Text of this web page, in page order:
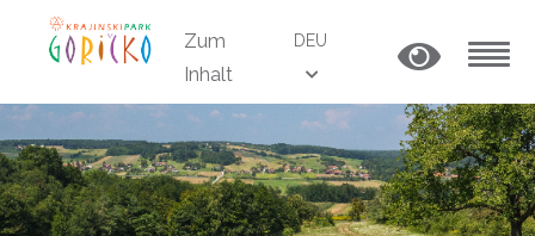
Zum
Inhalt
DEU